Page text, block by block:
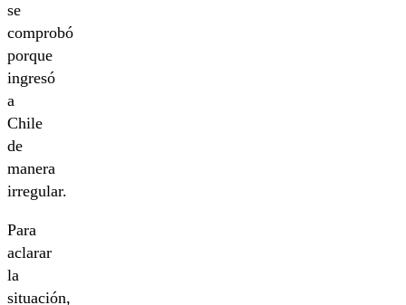
se
comprobó
porque
ingresó
a
Chile
de
manera
irregular.
Para
aclarar
la
situación,